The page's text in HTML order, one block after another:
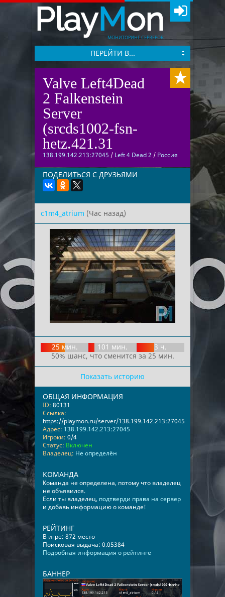
PlayMon
МОНИТОРИНГ СЕРВЕРОВ
ПЕРЕЙТИ В...
Valve Left4Dead
2 Falkenstein
Server
(srcds1002-fsn-
hetz.421.31
138.199.142.213:27045 / Left 4 Dead 2 / Россия
ПОДЕЛИТЬСЯ С ДРУЗЬЯМИ
c1m4_atrium (Час назад)
25 мин. 101 мин.
3 ч.
50% шанс, что сменится за 25 мин.
Показать историю
ОБЩАЯ ИНФОРМАЦИЯ
ID: 80131
Ссылка:
https://playmon.ru/server/138.199.142.213:27045
Адрес: 138.199.142.213:27045
Игроки: 0/4
Статус: Включен
Владелец: Не определён
КОМАНДА
Команда не определена, потому что владелец
не объявился.
Если ты владелец, подтверди права на сервер
и добавь информацию о команде!
РЕЙТИНГ
В игре: 872 место
Поисковая выдача: 0.05384
Подробная информация о рейтинге
БАННЕР